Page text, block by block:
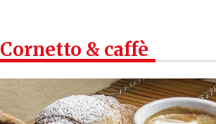
Cornetto & caffè